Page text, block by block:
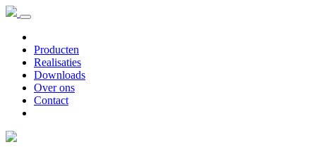
Producten
Realisaties
Downloads
Over ons
Contact